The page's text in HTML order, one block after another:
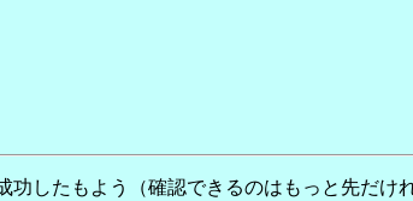
したもよう（確認できるのはもっと先だけ